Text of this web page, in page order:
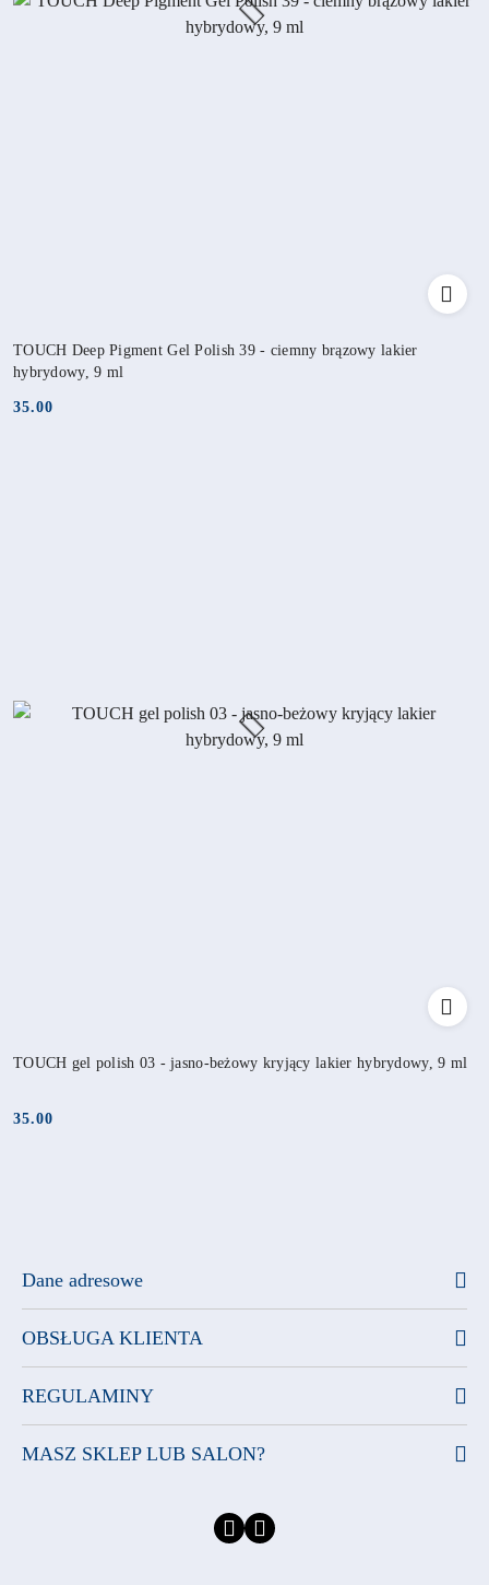
TOUCH Deep Pigment Gel Polish 39 - ciemny brązowy lakier
hybrydowy, 9 ml
Cena:
35.00
TOUCH gel polish 03 - jasno-beżowy kryjący lakier hybrydowy, 9 ml
Cena:
35.00
Dane adresowe
OBSŁUGA KLIENTA
REGULAMINY
MASZ SKLEP LUB SALON?